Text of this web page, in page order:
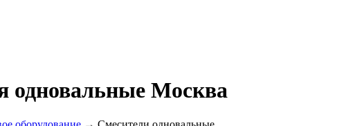
одновальные Москва